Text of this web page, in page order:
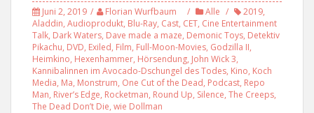
Juni 2, 2019 Florian Wurfbaum Alle 2019,
Aladdin, Audioprodukt, Blu-Ray, Cast, CET, Cine Entertainment
Talk, Dark Waters, Dave made a maze, Demonic Toys, Detektiv
Pikachu, DVD, Exiled, Film, Full-Moon-Movies, Godzilla II,
Heimkino, Hexenhammer, Hörsendung, John Wick 3,
Kannibalinnen im Avocado-Dschungel des Todes, Kino, Koch
Media, Ma, Monstrum, One Cut of the Dead, Podcast, Repo
Man, River’s Edge, Rocketman, Round Up, Silence, The Creeps,
The Dead Don’t Die, wie Dollman